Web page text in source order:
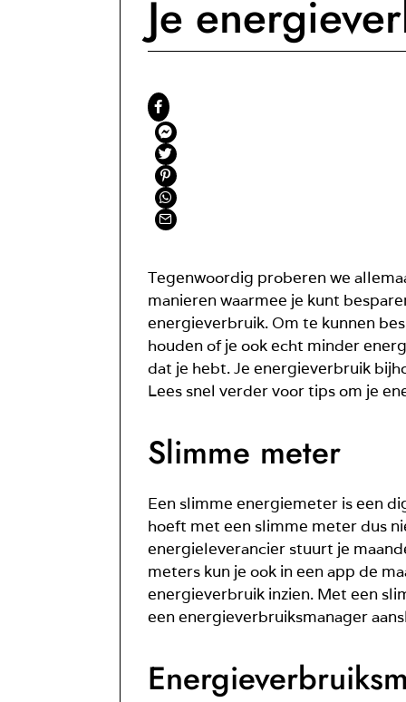
Je
Tegenwoordig proberen we
manieren waarmee je kunt
energieverbruik. Om te kunnen
houden of je ook echt minder
dat je hebt. Je energieverbruik
Lees snel verder voor tips om je
Slimme meter
Een slimme energiemeter is een
hoeft met een slimme meter dus
energieleverancier stuurt je
meters kun je ook in een app de
energieverbruik inzien. Met een
een energieverbruiksmanager